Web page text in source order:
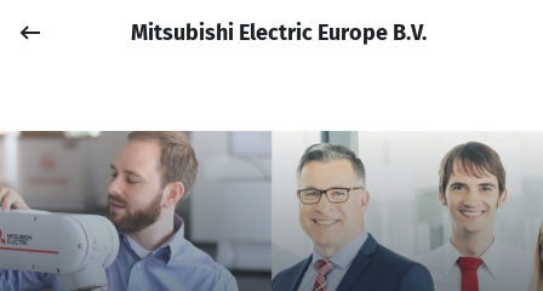
Anmelden
Mitsubishi Electric Europe B.V.